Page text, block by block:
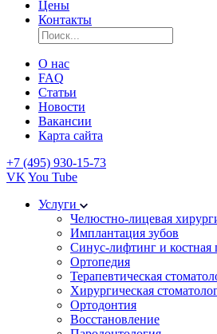
Цены
Контакты
О нас
FAQ
Статьи
Новости
Вакансии
Карта сайта
+7 (495) 930-15-73
VK You Tube
Услуги
Челюстно-лицевая
Имплантация зубов
Синус-лифтинг и костная
Ортопедия
Терапевтическая
Хирургическая
Ортодонтия
Восстановление